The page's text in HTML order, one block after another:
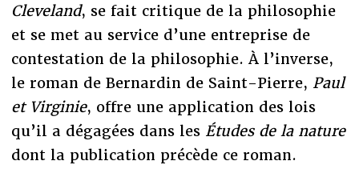
Cleveland, se fait critique de la philosophie
et se met au service d’une entreprise de
contestation de la philosophie. À l’inverse,
le roman de Bernardin de Saint-Pierre, Paul
et Virginie, offre une application des lois
qu’il a dégagées dans les Études de la nature
dont la publication précède ce roman.